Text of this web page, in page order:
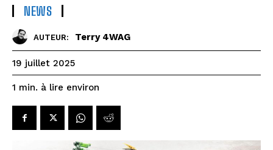
NEWS
AUTEUR: Terry 4WAG
19 juillet 2025
1 min. à lire environ